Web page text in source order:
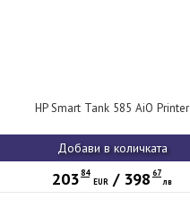
HP Smart Tank 585 AiO Printer
Добави в количката
20384
EUR / 398 67
лв